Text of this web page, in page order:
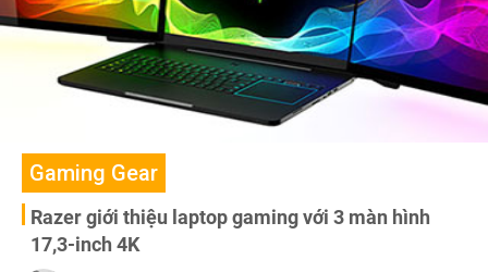
Gaming Gear
Razer giới thiệu laptop gaming với 3 màn hình
17,3-inch 4K